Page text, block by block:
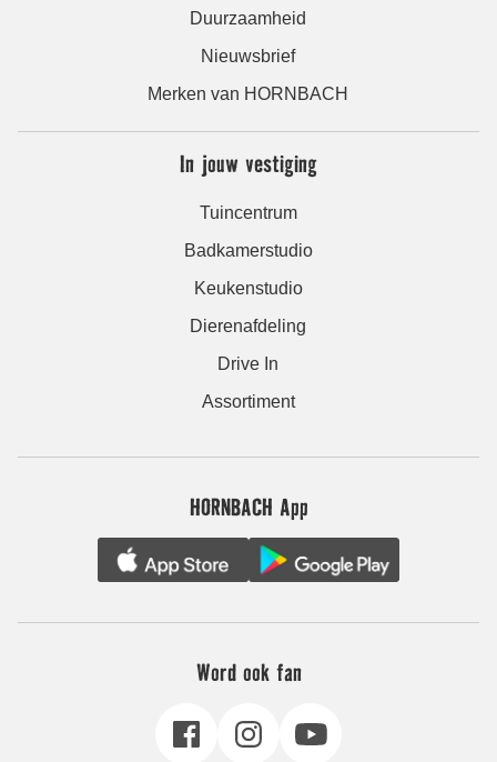
Duurzaamheid
Nieuwsbrief
Merken van HORNBACH
In jouw vestiging
Tuincentrum
Badkamerstudio
Keukenstudio
Dierenafdeling
Drive In
Assortiment
HORNBACH App
Word ook fan